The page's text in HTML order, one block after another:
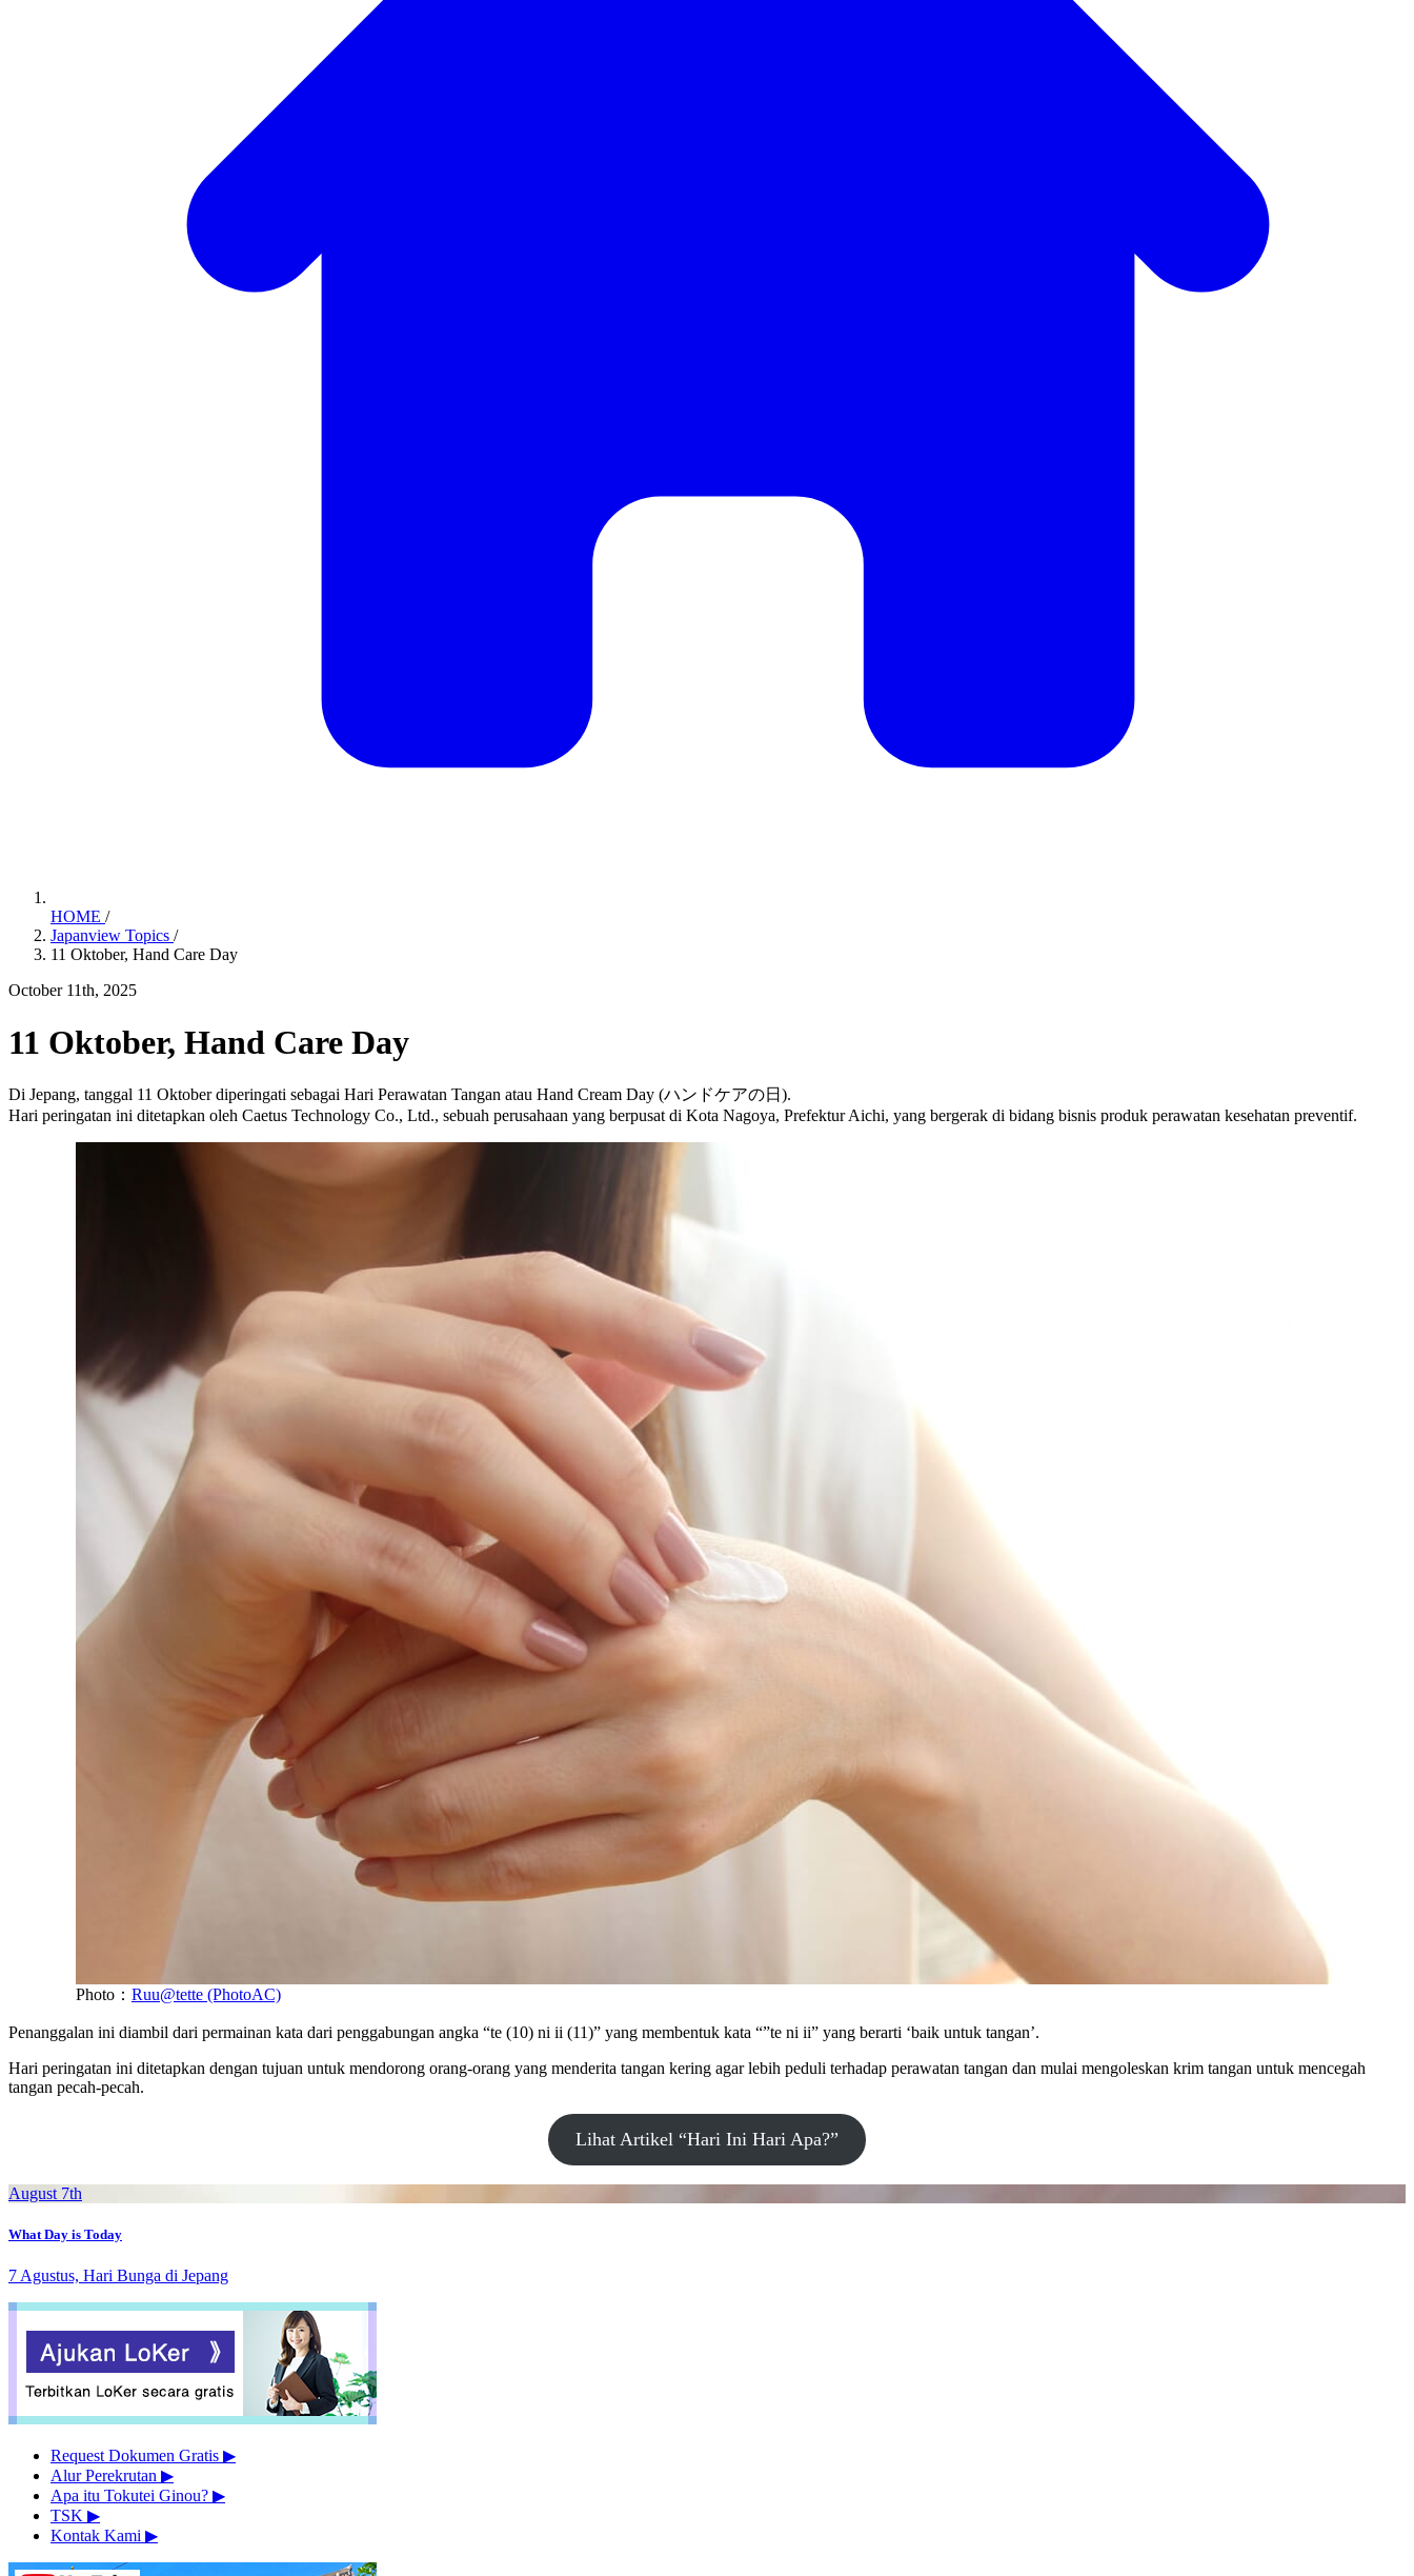
HOME /
Japanview Topics /
11 Oktober, Hand Care Day
October 11th, 2025
11 Oktober, Hand Care Day
Di Jepang, tanggal 11 Oktober diperingati sebagai Hari Perawatan Tangan atau Hand Cream Day (ハンドケアの日).
Hari peringatan ini ditetapkan oleh Caetus Technology Co., Ltd., sebuah perusahaan yang berpusat di Kota Nagoya, Prefektur Aichi, yang bergerak di bidang bisnis produk perawatan kesehatan preventif.
Photo： Ruu@tette (PhotoAC)
Penanggalan ini diambil dari permainan kata dari penggabungan angka “te (10) ni ii (11)” yang membentuk kata “”te ni ii” yang berarti ‘baik untuk tangan’.
Hari peringatan ini ditetapkan dengan tujuan untuk mendorong orang-orang yang menderita tangan kering agar lebih peduli terhadap perawatan tangan dan mulai mengoleskan krim tangan untuk mencegah
tangan pecah-pecah.
Lihat Artikel “Hari Ini Hari Apa?”
August 7th
What Day is Today
7 Agustus, Hari Bunga di Jepang
Request Dokumen Gratis ▶︎
Alur Perekrutan ▶︎
Apa itu Tokutei Ginou? ▶︎
TSK ▶︎
Kontak Kami ▶︎